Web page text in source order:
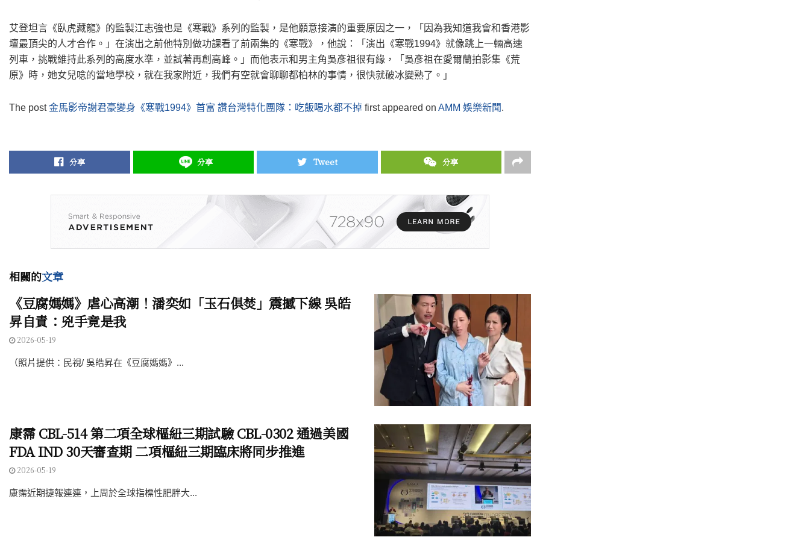
艾登坦言《臥虎藏龍》的監製江志強也是《寒戰》系列的監製，是他願意接演的重要原因之一，「因為我知道我會和香港影
壇最頂尖的人才合作。」在演出之前他特別做功課看了前兩集的《寒戰》，他說：「演出《寒戰1994》就像跳上一輛高速
列車，挑戰維持此系列的高度水準，並試著再創高峰。」而他表示和男主角吳彥祖很有緣，「吳彥祖在愛爾蘭拍影集《荒
原》時，她女兒唸的當地學校，就在我家附近，我們有空就會聊聊都柏林的事情，很快就破冰變熟了。」
The post金馬影帝謝君豪變身《寒戰1994》首富 讚台灣特化團隊：吃飯喝水都不掉 first appeared on AMM 娛樂新聞.
分享 分享 Tweet 分享
相關的文章
《豆腐媽媽》虐心高潮！潘奕如「玉石俱焚」震撼下線 吳皓
昇自責：兇手竟是我
2026-05-19
（照片提供：民視/ 吳皓昇在《豆腐媽媽》...
康霈 CBL-514 第二項全球樞紐三期試驗 CBL-0302 通過美國
FDA IND 30天審查期 二項樞紐三期臨床將同步推進
2026-05-19
康霈近期捷報連連，上周於全球指標性肥胖大...